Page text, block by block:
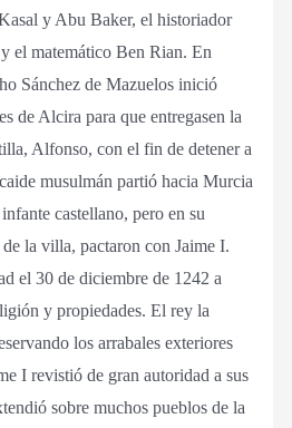
y Abu Baker, el historiador
el matemático Ben Rian. En
Sánchez de Mazuelos inició
de Alcira para que entregasen la
Alfonso, con el fin de detener a
musulmán partió hacia Murcia
castellano, pero en su
la villa, pactaron con Jaime I.
el 30 de diciembre de 1242 a
y propiedades. El rey la
los arrabales exteriores
I revistió de gran autoridad a sus
sobre muchos pueblos de la